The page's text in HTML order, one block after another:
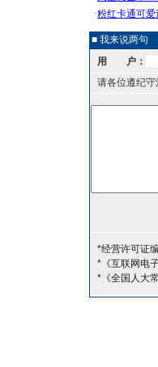
■ 我来说两句
用 户：
请各位遵纪守
*经营许可证
*《互联网电
*《全国人大